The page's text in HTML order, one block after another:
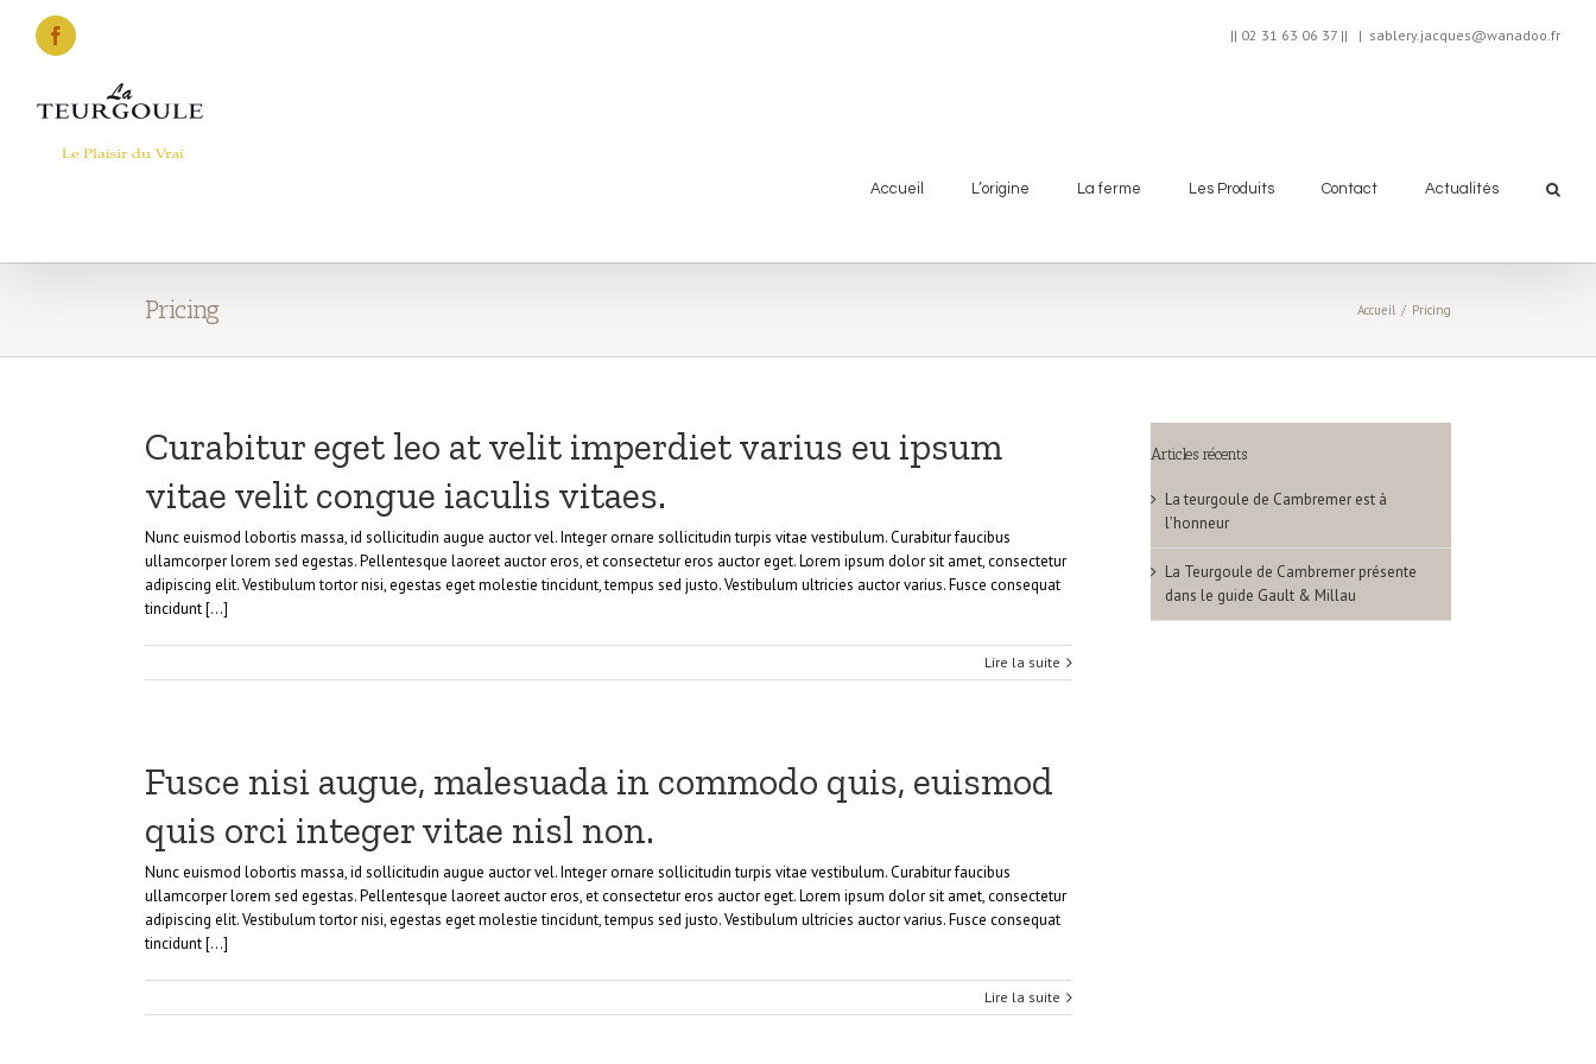
content
Facebook || 02 31 63 06 37 || | sablery.jacques@wanadoo.fr
Accueil L’origine La ferme Les Produits Contact Actualités
Pricing Accueil / Pricing
Curabitur eget leo at velit imperdiet varius eu ipsum
vitae velit congue iaculis vitaes.
Nunc euismod lobortis massa, id sollicitudin augue auctor vel. Integer ornare sollicitudin turpis vitae vestibulum. Curabitur faucibus
ullamcorper lorem sed egestas. Pellentesque laoreet auctor eros, et consectetur eros auctor eget. Lorem ipsum dolor sit amet, consectetur
adipiscing elit. Vestibulum tortor nisi, egestas eget molestie tincidunt, tempus sed justo. Vestibulum ultricies auctor varius. Fusce consequat
tincidunt [...]
Lire la suite
Fusce nisi augue, malesuada in commodo quis, euismod
quis orci integer vitae nisl non.
Nunc euismod lobortis massa, id sollicitudin augue auctor vel. Integer ornare sollicitudin turpis vitae vestibulum. Curabitur faucibus
ullamcorper lorem sed egestas. Pellentesque laoreet auctor eros, et consectetur eros auctor eget. Lorem ipsum dolor sit amet, consectetur
adipiscing elit. Vestibulum tortor nisi, egestas eget molestie tincidunt, tempus sed justo. Vestibulum ultricies auctor varius. Fusce consequat
tincidunt [...]
Lire la suite
Articles récents
La teurgoule de Cambremer est à
l’honneur
La Teurgoule de Cambremer présente
dans le guide Gault & Millau